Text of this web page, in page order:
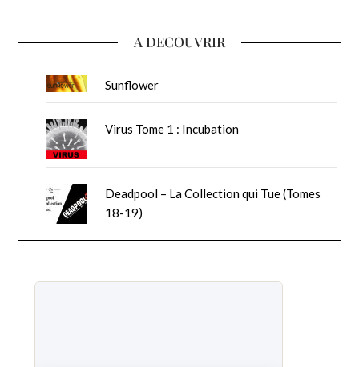
A DECOUVRIR
Sunflower
Virus Tome 1 : Incubation
Deadpool – La Collection qui Tue (Tomes
18-19)